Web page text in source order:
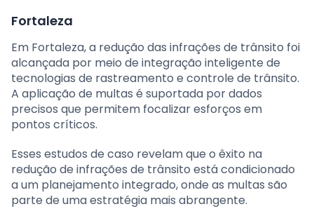
Fortaleza
Em Fortaleza, a redução das infrações de trânsito foi
alcançada por meio de integração inteligente de
tecnologias de rastreamento e controle de trânsito.
A aplicação de multas é suportada por dados
precisos que permitem focalizar esforços em
pontos críticos.
Esses estudos de caso revelam que o êxito na
redução de infrações de trânsito está condicionado
a um planejamento integrado, onde as multas são
parte de uma estratégia mais abrangente.